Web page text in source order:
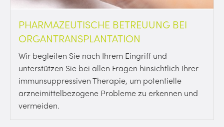
PHARMAZEUTISCHE BETREUUNG BEI
ORGANTRANSPLANTATION
Wir begleiten Sie nach Ihrem Eingriff und
unterstützen Sie bei allen Fragen hinsichtlich Ihrer
immunsuppressiven Therapie, um potentielle
arzneimittelbezogene Probleme zu erkennen und
vermeiden.